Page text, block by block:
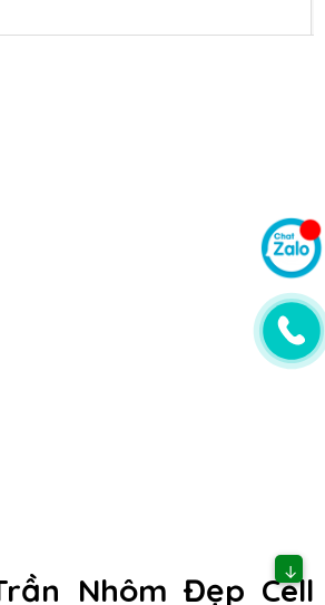
Nhôm Đẹp Cell
↓